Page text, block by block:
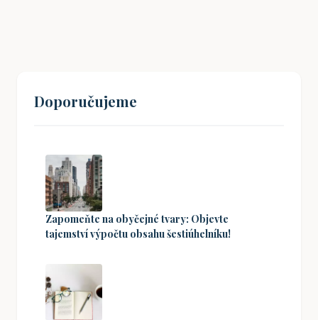
Doporučujeme
Zapomeňte na obyčejné tvary: Objevte
tajemství výpočtu obsahu šestiúhelníku!